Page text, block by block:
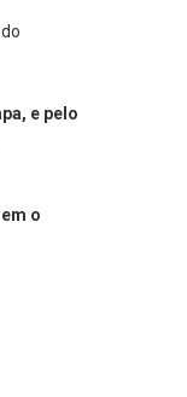
e pelo
o